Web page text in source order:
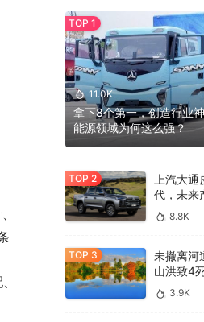
11.0K
拿下8个第一，创造行业
能源领域为何这么强？
上汽大
代，未来
国内国际
8.8K
未撤离河
山洪致4
沟：系“
3.9K